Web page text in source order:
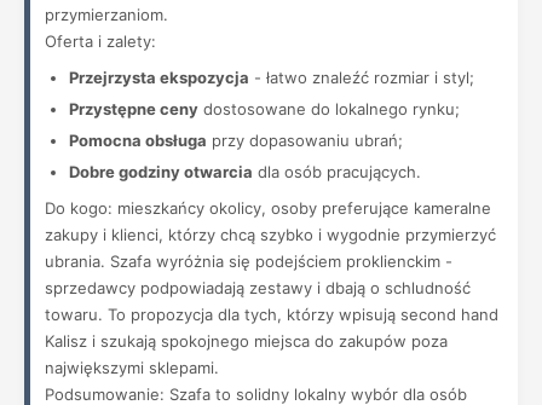
przymierzaniom.
Oferta i zalety:
Przejrzysta ekspozycja - łatwo znaleźć rozmiar i styl;
Przystępne ceny dostosowane do lokalnego rynku;
Pomocna obsługa przy dopasowaniu ubrań;
Dobre godziny otwarcia dla osób pracujących.
Do kogo: mieszkańcy okolicy, osoby preferujące kameralne
zakupy i klienci, którzy chcą szybko i wygodnie przymierzyć
ubrania. Szafa wyróżnia się podejściem proklienckim -
sprzedawcy podpowiadają zestawy i dbają o schludność
towaru. To propozycja dla tych, którzy wpisują second hand
Kalisz i szukają spokojnego miejsca do zakupów poza
największymi sklepami.
Podsumowanie: Szafa to solidny lokalny wybór dla osób